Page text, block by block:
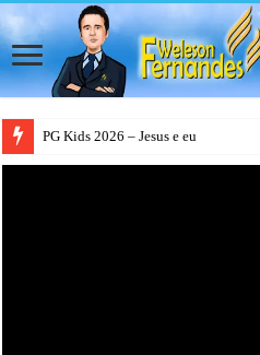
PG Kids 2026 – Jesus e eu